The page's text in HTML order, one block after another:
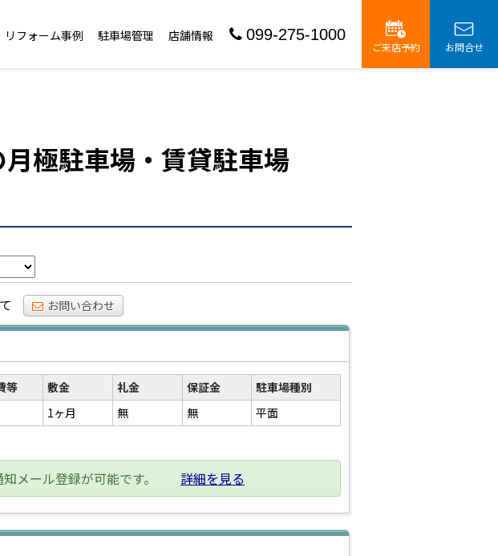
リフォーム事例 駐車場管理 店舗情報 099-275-1000
ご来店予約 お問合せ
極駐車場・賃貸駐車場
お問い合わせ
等 敷金 礼金 保証金
駐車場種別
1ヶ月 無 無 平面
メール登録が可能です。 詳細を見る